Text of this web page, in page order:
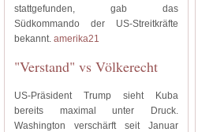
stattgefunden, gab das
Südkommando der US-Streitkräfte
bekannt. amerika21
"Verstand" vs Völkerecht
US-Präsident Trump sieht Kuba
bereits maximal unter Druck.
Washington verschärft seit Januar